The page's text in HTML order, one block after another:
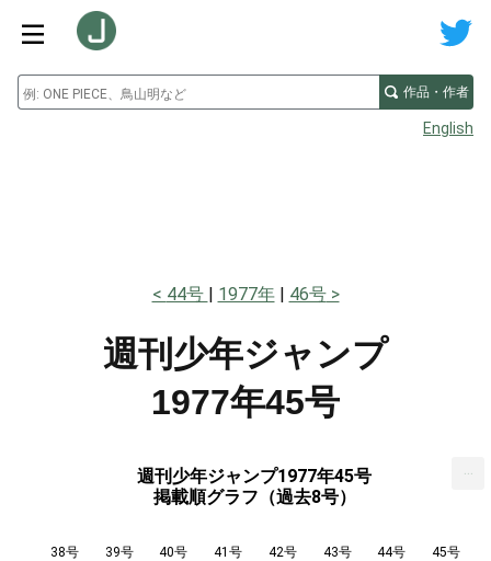
作品・作者
English
44号 1977年 46号
週刊少年ジャンプ
1977年45号
週刊少年ジャンプ1977年45号
掲載順グラフ（過去8号）
38号 39号 40号 41号 42号 43号 44号 45号